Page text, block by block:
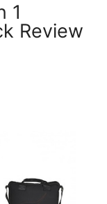
1
Review